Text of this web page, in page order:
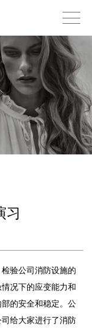
习
验公司消防设施的
况下的应变能力和
的安全和稳定。公
给大家进行了消防